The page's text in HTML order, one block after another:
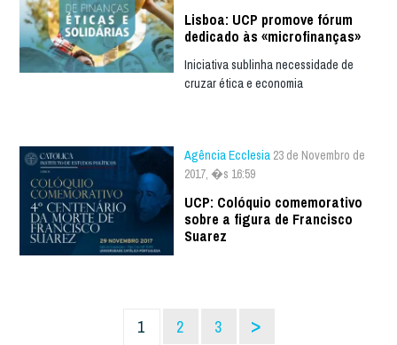
Lisboa: UCP promove fórum
dedicado às «microfinanças»
Iniciativa sublinha necessidade de
cruzar ética e economia
Agência Ecclesia 23 de Novembro de
2017, �s 16:59
UCP: Colóquio comemorativo
sobre a figura de Francisco
Suarez
1 2 3 >